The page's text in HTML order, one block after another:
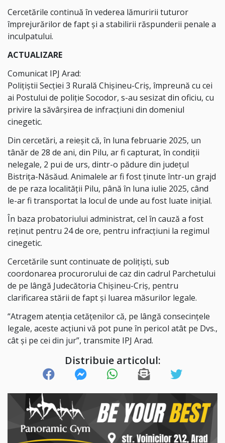
Cercetările continuă în vederea lămuririi tuturor
împrejurărilor de fapt şi a stabilirii răspunderii penale a
inculpatului.
ACTUALIZARE
Comunicat IPJ Arad:
Polițiștii Secției 3 Rurală Chișineu-Criș, împreună cu cei
ai Postului de poliție Socodor, s-au sesizat din oficiu, cu
privire la săvârșirea de infracțiuni din domeniul
cinegetic.
Din cercetări, a reieșit că, în luna februarie 2025, un
tânăr de 28 de ani, din Pilu, ar fi capturat, în condiții
nelegale, 2 pui de urs, dintr-o pădure din județul
Bistrița-Năsăud. Animalele ar fi fost ținute într-un grajd
de pe raza localității Pilu, până în luna iulie 2025, când
le-ar fi transportat la locul de unde au fost luate inițial.
În baza probatoriului administrat, cel în cauză a fost
reținut pentru 24 de ore, pentru infracțiuni la regimul
cinegetic.
Cercetările sunt continuate de polițiști, sub
coordonarea procurorului de caz din cadrul Parchetului
de pe lângă Judecătoria Chișineu-Criș, pentru
clarificarea stării de fapt și luarea măsurilor legale.
“Atragem atenția cetățenilor că, pe lângă consecințele
legale, aceste acțiuni vă pot pune în pericol atât pe Dvs.,
cât și pe cei din jur”, transmite IPJ Arad.
Distribuie articolul: